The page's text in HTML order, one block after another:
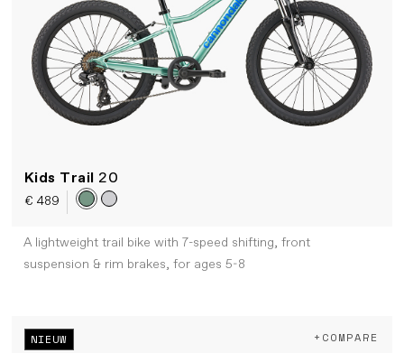
Kids Trail 20
€ 489
A lightweight trail bike with 7-speed shifting, front
suspension & rim brakes, for ages 5-8
NIEUW +COMPARE